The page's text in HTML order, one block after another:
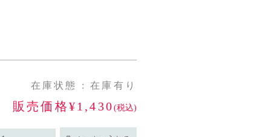
在庫状態 : 在庫有り
販売価格¥1,430 (税込)